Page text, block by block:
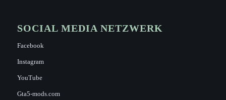
SOCIAL MEDIA NETZWERK
Facebook
Instagram
YouTube
Gta5-mods.com